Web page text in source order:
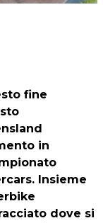
fine
in
Insieme
dove si